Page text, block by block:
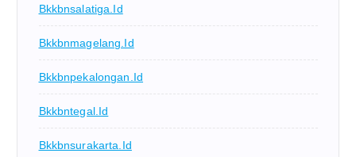
Bkkbnsalatiga.id
Bkkbnmagelang.id
Bkkbnpekalongan.id
Bkkbntegal.id
Bkkbnsurakarta.id